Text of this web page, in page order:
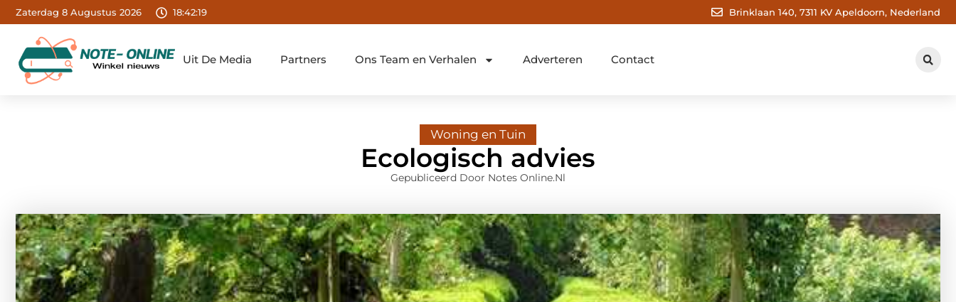
Zaterdag 8 Augustus 2026 18:42:20 Brinklaan 140, 7311 KV Apeldoorn, Nederland
Uit De Media Partners Ons Team en Verhalen Adverteren Contact
Woning en Tuin
Ecologisch advies
Gepubliceerd Door Notes Online.nl